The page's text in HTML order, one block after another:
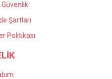
Şartları
Politikası